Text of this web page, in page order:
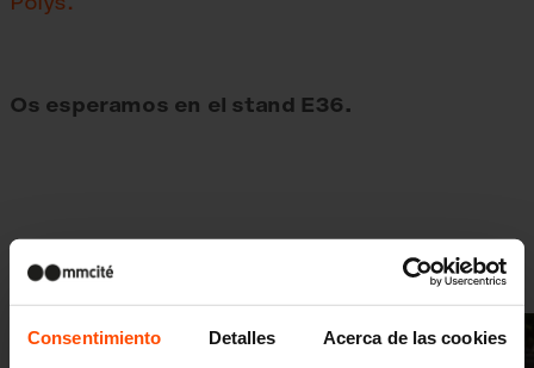
Consentimiento Detalles Acerca de las cookies
Os esperamos en el stand E36.
Galería de fotos